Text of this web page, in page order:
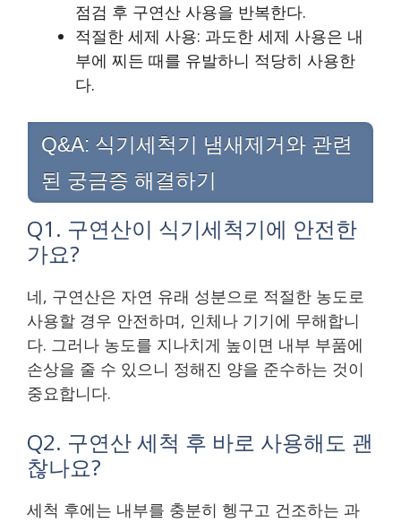
점검 후 구연산 사용을 반복한다.
적절한 세제 사용: 과도한 세제 사용은 내
부에 찌든 때를 유발하니 적당히 사용한
다.
Q&A: 식기세척기 냄새제거와 관련
된 궁금증 해결하기
Q1. 구연산이 식기세척기에 안전한
가요?
네, 구연산은 자연 유래 성분으로 적절한 농도로
사용할 경우 안전하며, 인체나 기기에 무해합니
다. 그러나 농도를 지나치게 높이면 내부 부품에
손상을 줄 수 있으니 정해진 양을 준수하는 것이
중요합니다.
Q2. 구연산 세척 후 바로 사용해도 괜
찮나요?
세척 후에는 내부를 충분히 헹구고 건조하는 과